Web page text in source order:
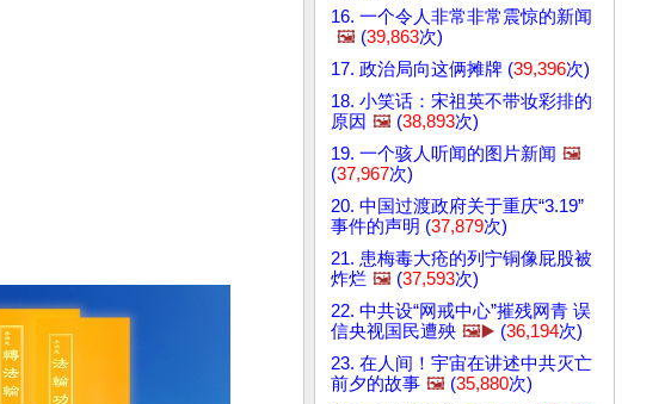
16. 一个令人非常非常震惊的新闻
🖼️ (39,863次)
17. 政治局向这俩摊牌 (39,396次)
18. 小笑话：宋祖英不带妆彩排的
原因 🖼️ (38,893次)
19. 一个骇人听闻的图片新闻 🖼️
(37,967次)
20. 中国过渡政府关于重庆“3.19”
事件的声明 (37,879次)
21. 患梅毒大疮的列宁铜像屁股被
炸烂 🖼️ (37,593次)
22. 中共设“网戒中心”摧残网青 误
信央视国民遭殃 🖼️▶️ (36,194次)
23. 在人间！宇宙在讲述中共灭亡
前夕的故事 🖼️ (35,880次)